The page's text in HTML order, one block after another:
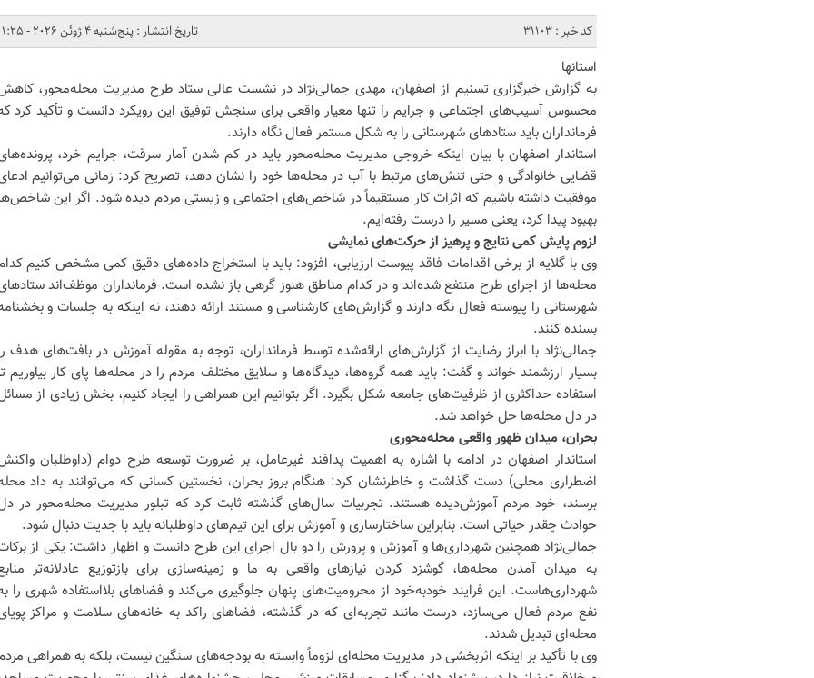
کد خبر : 31103
تاریخ انتشار : پنج‌شنبه 4 ژوئن 2026 - 1:25
استانها
به گزارش خبرگزاری تسنیم از اصفهان، مهدی جمالی‌نژاد در نشست عالی ستاد طرح مدیریت محله‌محور،
محسوس آسیب‌های اجتماعی و جرایم را تنها معیار واقعی برای سنجش توفیق این رویکرد دانست و تأکید کرد
فرمانداران باید ستادهای شهرستانی را به شکل مستمر فعال نگاه دارند.
استاندار اصفهان با بیان اینکه خروجی مدیریت محله‌محور باید در کم شدن آمار سرقت، جرایم خرد،
قضایی خانوادگی و حتی تنش‌های مرتبط با آب در محله‌ها خود را نشان دهد، تصریح کرد: زمانی می‌توانیم
موفقیت داشته باشیم که اثرات کار مستقیماً در شاخص‌های اجتماعی و زیستی مردم دیده شود. اگر این
بهبود پیدا کرد، یعنی مسیر را درست رفته‌ایم.
لزوم پایش کمی نتایج و پرهیز از حرکت‌های نمایشی
وی با گلایه از برخی اقدامات فاقد پیوست ارزیابی، افزود: باید با استخراج داده‌های دقیق کمی مشخص کنیم
محله‌ها از اجرای طرح منتفع شده‌اند و در کدام مناطق هنوز گرهی باز نشده است. فرمانداران موظف‌اند
شهرستانی را پیوسته فعال نگه دارند و گزارش‌های کارشناسی و مستند ارائه دهند، نه اینکه به جلسات و
بسنده کنند.
جمالی‌نژاد با ابراز رضایت از گزارش‌های ارائه‌شده توسط فرمانداران، توجه به مقوله آموزش در بافت‌های هدف
بسیار ارزشمند خواند و گفت: باید همه گروه‌ها، دیدگاه‌ها و سلایق مختلف مردم را در محله‌ها پای کار بیاوریم
استفاده حداکثری از ظرفیت‌های جامعه شکل بگیرد. اگر بتوانیم این همراهی را ایجاد کنیم، بخش زیادی از
در دل محله‌ها حل خواهد شد.
بحران، میدان ظهور واقعی محله‌محوری
استاندار اصفهان در ادامه با اشاره به اهمیت پدافند غیرعامل، بر ضرورت توسعه طرح دوام (داوطلبان
اضطراری محلی) دست گذاشت و خاطرنشان کرد: هنگام بروز بحران، نخستین کسانی که می‌توانند به داد
برسند، خود مردم آموزش‌دیده هستند. تجربیات سال‌های گذشته ثابت کرد که تبلور مدیریت محله‌محور در
حوادث چقدر حیاتی است. بنابراین ساختارسازی و آموزش برای این تیم‌های داوطلبانه باید با جدیت دنبال شود.
جمالی‌نژاد همچنین شهرداری‌ها و آموزش و پرورش را دو بال اجرای این طرح دانست و اظهار داشت: یکی از
به میدان آمدن محله‌ها، گوشزد کردن نیازهای واقعی به ما و زمینه‌سازی برای بازتوزیع عادلانه‌تر
شهرداری‌هاست. این فرایند خودبه‌خود از محرومیت‌های پنهان جلوگیری می‌کند و فضاهای بلااستفاده شهری را
نفع مردم فعال می‌سازد، درست مانند تجربه‌ای که در گذشته، فضاهای راکد به خانه‌های سلامت و مراکز
محله‌ای تبدیل شدند.
وی با تأکید بر اینکه اثربخشی در مدیریت محله‌ای لزوماً وابسته به بودجه‌های سنگین نیست، بلکه به همراهی